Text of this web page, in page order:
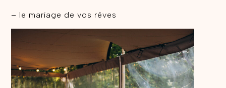
– le mariage de vos rêves